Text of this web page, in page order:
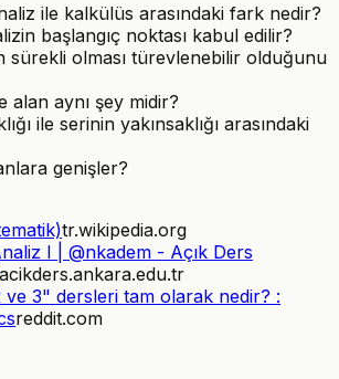
ile kalkülüs arasındaki fark nedir?
başlangıç noktası kabul edilir?
sürekli olması türevlenebilir olduğunu
alan aynı şey midir?
ile serinin yakınsaklığı arasındaki
genişler?
tr.wikipedia.org
I | @nkadem - Açık Ders
acikders.ankara.edu.tr
ve 3" dersleri tam olarak nedir? :
reddit.com